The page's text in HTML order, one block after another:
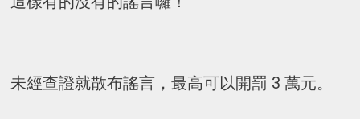
未經查證就散布謠言，最高可以開罰 3 萬元。